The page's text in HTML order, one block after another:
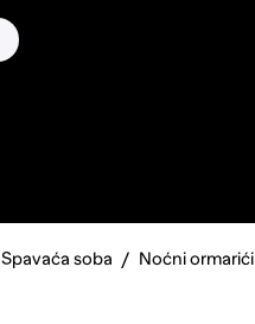
Spavaća soba Noćni ormarići